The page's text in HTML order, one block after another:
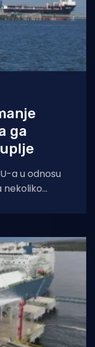
ga
a u odnosu
nekoliko